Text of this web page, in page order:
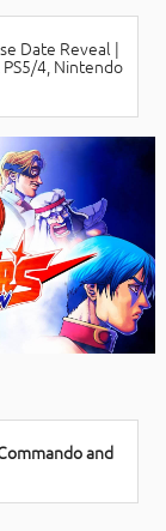
Date Reveal |
4, Nintendo
and